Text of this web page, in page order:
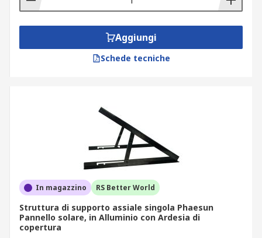
Aggiungi
Schede tecniche
In magazzino RS Better World
Struttura di supporto assiale singola Phaesun
Pannello solare, in Alluminio con Ardesia di
copertura